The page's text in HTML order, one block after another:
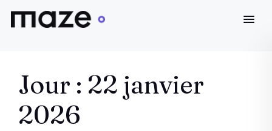
contenuJour : 22 janvier
2026